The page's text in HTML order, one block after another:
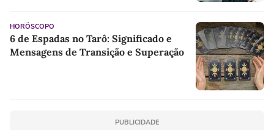
HORÓSCOPO
6 de Espadas no Tarô: Significado e
Mensagens de Transição e Superação
PUBLICIDADE